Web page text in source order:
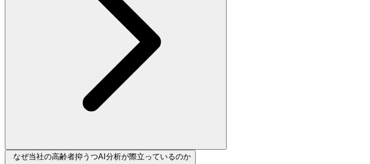
なぜ当社の高齢者抑うつAI分析が際立っているのか